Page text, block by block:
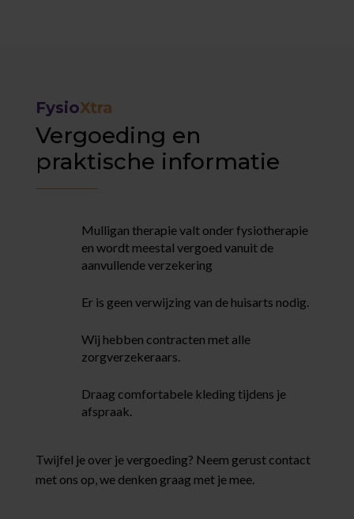
FysioXtra
Vergoeding en
praktische informatie
Mulligan therapie valt onder fysiotherapie
en wordt meestal vergoed vanuit de
aanvullende verzekering
Er is geen verwijzing van de huisarts nodig.
Wij hebben contracten met alle
zorgverzekeraars.
Draag comfortabele kleding tijdens je
afspraak.
Twijfel je over je vergoeding? Neem gerust contact
met ons op, we denken graag met je mee.